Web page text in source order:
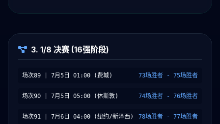
3. 1/8 决赛 (16强阶段)
场次89 | 7月5日 01:00 (费城) 73场胜者 - 75场胜者
场次90 | 7月5日 05:00 (休斯敦) 74场胜者 - 76场胜者
场次91 | 7月6日 04:00 (纽约/新泽西) 78场胜者 - 77场胜者